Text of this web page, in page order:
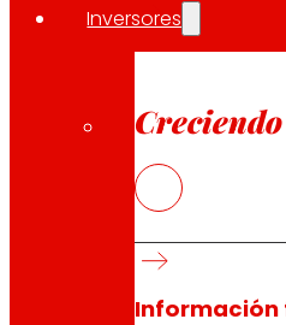
Inversores
Creciendo
Información
La plantilla de la